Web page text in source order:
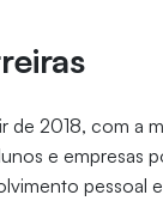
de 2018, com a
e empresas
pessoal